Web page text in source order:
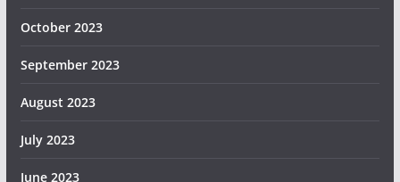
October 2023
September 2023
August 2023
July 2023
June 2023